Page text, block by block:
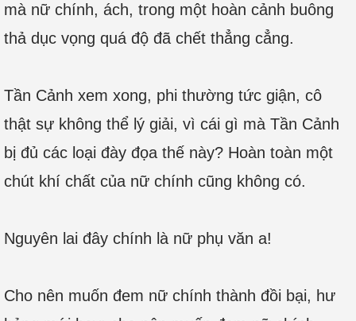
mà nữ chính, ách, trong một hoàn cảnh buông
thả dục vọng quá độ đã chết thẳng cẳng.
Tần Cảnh xem xong, phi thường tức giận, cô
thật sự không thể lý giải, vì cái gì mà Tần Cảnh
bị đủ các loại đày đọa thế này? Hoàn toàn một
chút khí chất của nữ chính cũng không có.
Nguyên lai đây chính là nữ phụ văn a!
Cho nên muốn đem nữ chính thành đồi bại, hư